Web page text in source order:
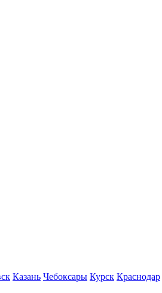
Казань Чебоксары Курск Краснодар